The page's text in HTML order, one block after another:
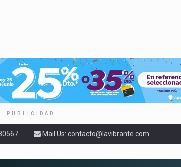
PUBLICIDAD
Mail Us: contacto@lavibrante.com